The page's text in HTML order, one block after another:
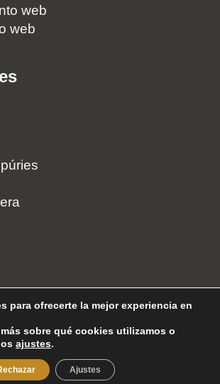
web
web
Casquet – Diseñador Web Freelance
en Roses –
Privacidad – Aviso Legal
para ofrecerte la mejor experiencia en
sobre qué cookies utilizamos o
ajustes.
Ajustes